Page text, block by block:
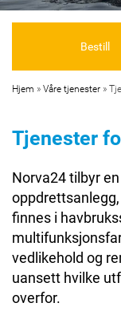
Bestill
Hjem » Våre tjenester »
Tjenester
Norva24 tilbyr
finnes i
vedlikehold og
uansett hvilke
overfor.